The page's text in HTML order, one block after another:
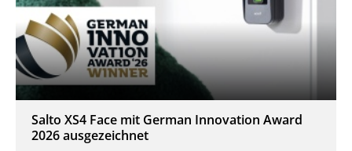
Salto XS4 Face mit German Innovation Award
2026 ausgezeichnet